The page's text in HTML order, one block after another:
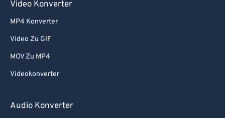
Video Konverter
MP4 Konverter
Video Zu GIF
MOV Zu MP4
Videokonverter
Audio Konverter